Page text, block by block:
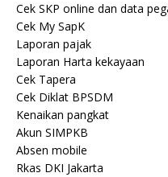
Cek SKP online dan data
Cek My SapK
Laporan pajak
Laporan Harta kekayaan
Cek Tapera
Cek Diklat BPSDM
Kenaikan pangkat
Akun SIMPKB
Absen mobile
Rkas DKI Jakarta